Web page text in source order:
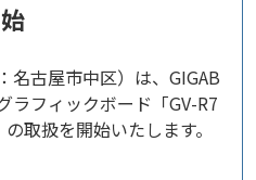
始
名古屋市中区）は、GIGAB
ラフィックボード「GV-R7
取扱を開始いたします。